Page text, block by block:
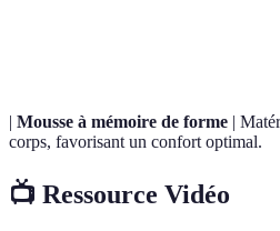
| Mousse à mémoire de forme |
corps, favorisant un confort optimal.
📺 Ressource Vidéo